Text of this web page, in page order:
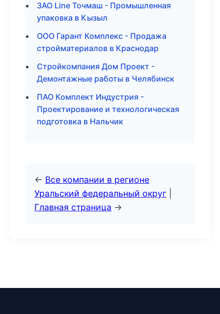
ЗАО Line Точмаш - Промышленная
упаковка в Кызыл
ООО Гарант Комплекс - Продажа
стройматериалов в Краснодар
Стройкомпания Дом Проект -
Демонтажные работы в Челябинск
ПАО Комплект Индустрия -
Проектирование и технологическая
подготовка в Нальчик
← Все компании в регионе
Уральский федеральный округ
Главная страница →